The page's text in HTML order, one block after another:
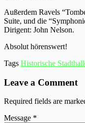
Außerdem Ravels
Suite, und die
Dirigent: John Nelson.
Absolut hörenswert!
Tags Historische
Leave a Comment
Required fields are
Message *